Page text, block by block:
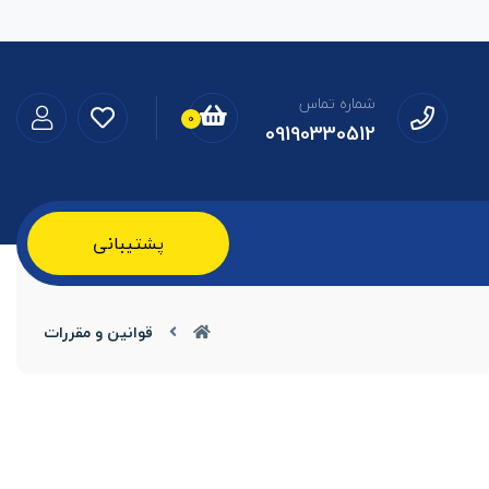
شماره تماس
09190330512
0
پشتیبانی
قوانین و مقررات